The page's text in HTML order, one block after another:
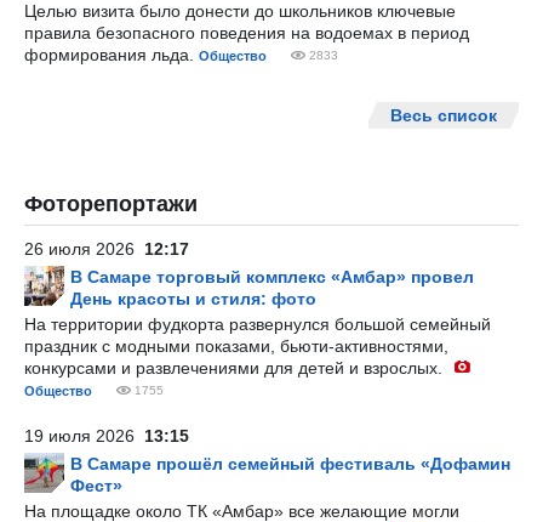
Целью визита было донести до школьников ключевые
правила безопасного поведения на водоемах в период
формирования льда.
Общество 2833
Весь список
Фоторепортажи
26 июля 2026 12:17
В Самаре торговый комплекс «Амбар» провел
День красоты и стиля: фото
На территории фудкорта развернулся большой семейный
праздник с модными показами, бьюти-активностями,
конкурсами и развлечениями для детей и взрослых.
Общество 1755
19 июля 2026 13:15
В Самаре прошёл семейный фестиваль «Дофамин
Фест»
На площадке около ТК «Амбар» все желающие могли